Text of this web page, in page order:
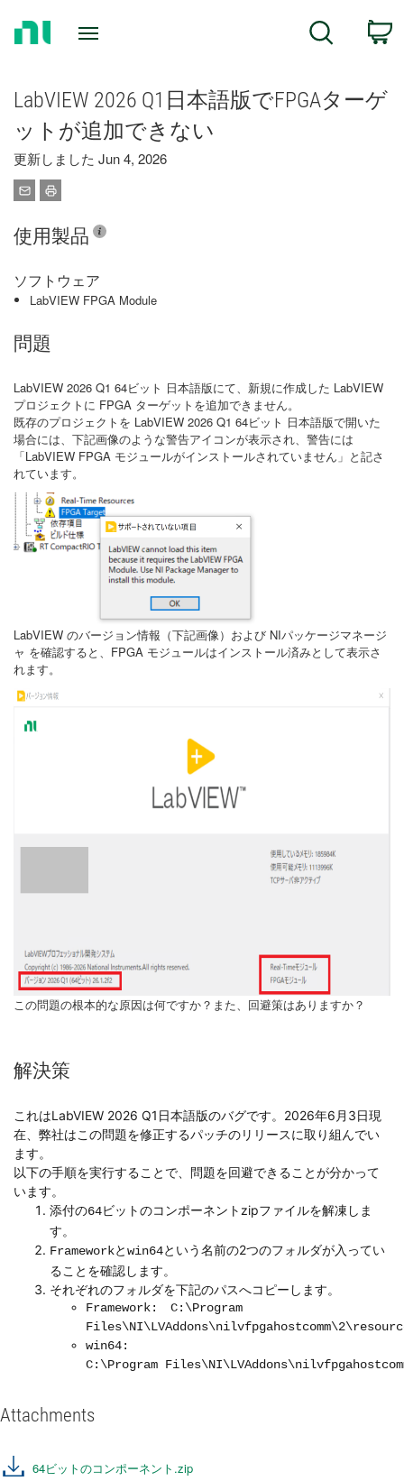
Search
LabVIEW 2026 Q1日本語版でFPGAターゲ
ットが追加できない
更新しました Jun 4, 2026
使用製品
ソフトウェア
LabVIEW FPGA Module
問題
LabVIEW 2026 Q1 64ビット 日本語版にて、新規に作成した LabVIEW
プロジェクトに FPGA ターゲットを追加できません。
既存のプロジェクトを LabVIEW 2026 Q1 64ビット 日本語版で開いた
場合には、下記画像のような警告アイコンが表示され、警告には
「LabVIEW FPGA モジュールがインストールされていません」と記さ
れています。
LabVIEW のバージョン情報（下記画像）および NIパッケージマネージ
ャ を確認すると、FPGA モジュールはインストール済みとして表示さ
れます。
この問題の根本的な原因は何ですか？また、回避策はありますか？
解決策
これはLabVIEW 2026 Q1日本語版のバグです。2026年6月3日現
在、弊社はこの問題を修正するパッチのリリースに取り組んでい
ます。
以下の手順を実行することで、問題を回避できることが分かって
います。
添付の64ビットのコンポーネント zipファイルを解凍しま
す。
Frameworkとwin64という名前の2つのフォルダが入ってい
ることを確認します。
それぞれのフォルダを下記のパスへコピーします。
Framework: C:\Program
win64:
C:\Program
Attachments
64ビットのコンポーネント.zip